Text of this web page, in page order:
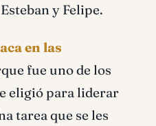
y Felipe.
en las
fue uno de los
eligió para liderar
tarea que se les